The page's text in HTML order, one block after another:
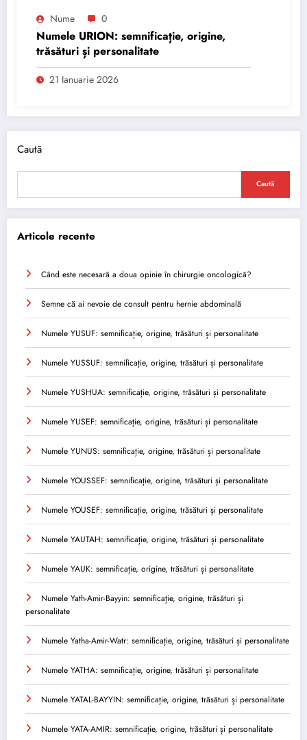
Nume 0
Numele URION: semnificație, origine,
trăsături și personalitate
21 Ianuarie 2026
Caută
Caută
Articole recente
Când este necesară a doua opinie în chirurgie oncologică?
Semne că ai nevoie de consult pentru hernie abdominală
Numele YUSUF: semnificație, origine, trăsături și personalitate
Numele YUSSUF: semnificație, origine, trăsături și personalitate
Numele YUSHUA: semnificație, origine, trăsături și personalitate
Numele YUSEF: semnificație, origine, trăsături și personalitate
Numele YUNUS: semnificație, origine, trăsături și personalitate
Numele YOUSSEF: semnificație, origine, trăsături și personalitate
Numele YOUSEF: semnificație, origine, trăsături și personalitate
Numele YAUTAH: semnificație, origine, trăsături și personalitate
Numele YAUK: semnificație, origine, trăsături și personalitate
Numele Yath-Amir-Bayyin: semnificație, origine, trăsături și
personalitate
Numele Yatha-Amir-Watr: semnificație, origine, trăsături și personalitate
Numele YATHA: semnificație, origine, trăsături și personalitate
Numele YATAL-BAYYIN: semnificație, origine, trăsături și personalitate
Numele YATA-AMIR: semnificație, origine, trăsături și personalitate